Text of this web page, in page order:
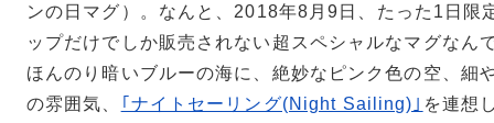
ンの日マグ）。なんと、2018年8月9日、たった1日限
ップだけでしか販売されない超スペシャルなマグなん
ほんのり暗いブルーの海に、絶妙なピンク色の空、
の雰囲気、
｢ナイトセーリング(Night Sailing)｣ を連想